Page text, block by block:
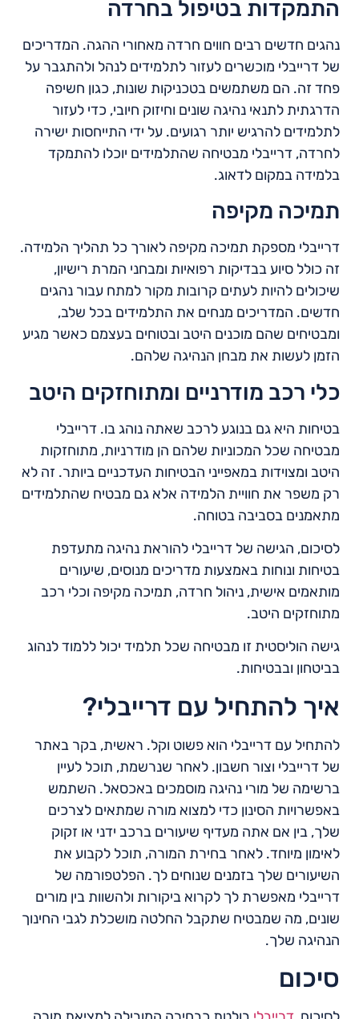
התמקדות בטיפול בחרדה
נהגים חדשים רבים חווים חרדה מאחורי ההגה. המדריכים
של דרייבלי מוכשרים לעזור לתלמידים לנהל ולהתגבר על
פחד זה. הם משתמשים בטכניקות שונות, כגון חשיפה
הדרגתית לתנאי נהיגה שונים וחיזוק חיובי, כדי לעזור
לתלמידים להרגיש יותר רגועים. על ידי התייחסות ישירה
לחרדה, דרייבלי מבטיחה שהתלמידים יוכלו להתמקד
בלמידה במקום לדאוג.
תמיכה מקיפה
דרייבלי מספקת תמיכה מקיפה לאורך כל תהליך הלמידה.
זה כולל סיוע בבדיקות רפואיות ומבחני המרת רישיון,
שיכולים להיות לעתים קרובות מקור למתח עבור נהגים
חדשים. המדריכים מנחים את התלמידים בכל שלב,
ומבטיחים שהם מוכנים היטב ובטוחים בעצמם כאשר מגיע
הזמן לעשות את מבחן הנהיגה שלהם.
כלי רכב מודרניים ומתוחזקים היטב
בטיחות היא גם בנוגע לרכב שאתה נוהג בו. דרייבלי
מבטיחה שכל המכוניות שלהם הן מודרניות, מתוחזקות
היטב ומצוידות במאפייני הבטיחות העדכניים ביותר. זה לא
רק משפר את חוויית הלמידה אלא גם מבטיח שהתלמידים
מתאמנים בסביבה בטוחה.
לסיכום, הגישה של דרייבלי להוראת נהיגה מתעדפת
בטיחות ונוחות באמצעות מדריכים מנוסים, שיעורים
מותאמים אישית, ניהול חרדה, תמיכה מקיפה וכלי רכב
מתוחזקים היטב.
גישה הוליסטית זו מבטיחה שכל תלמיד יכול ללמוד לנהוג
בביטחון ובבטיחות.
איך להתחיל עם דרייבלי?
להתחיל עם דרייבלי הוא פשוט וקל. ראשית, בקר באתר
של דרייבלי וצור חשבון. לאחר שנרשמת, תוכל לעיין
ברשימה של מורי נהיגה מוסמכים באכסאל. השתמש
באפשרויות הסינון כדי למצוא מורה שמתאים לצרכים
שלך, בין אם אתה מעדיף שיעורים ברכב ידני או זקוק
לאימון מיוחד. לאחר בחירת המורה, תוכל לקבוע את
השיעורים שלך בזמנים שנוחים לך. הפלטפורמה של
דרייבלי מאפשרת לך לקרוא ביקורות ולהשוות בין מורים
שונים, מה שמבטיח שתקבל החלטה מושכלת לגבי החינוך
הנהיגה שלך.
סיכום